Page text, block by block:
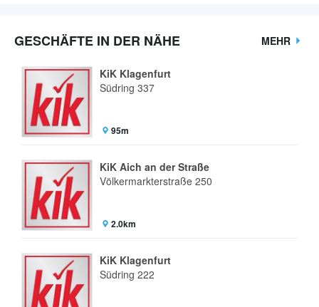
GESCHÄFTE IN DER NÄHE MEHR
KiK Klagenfurt
Südring 337
95m
KiK Aich an der Straße
Völkermarkterstraße 250
2.0km
KiK Klagenfurt
Südring 222